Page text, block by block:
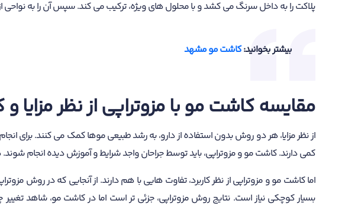
پلاکت را به داخل سرنگ می کشد و با محلول های ویژه، ترکیب می کند. سپس آن را به نواحی
بیشتر بخوانید:کاشت مو مشهد
مقایسه کاشت مو با مزوتراپی از نظر مزایا و
از نظر مزایا، هر دو روش بدون استفاده از دارو، به رشد طبیعی موها کمک می کنند. برای
کمی دارند. کاشت مو و مزوتراپی، باید توسط جراحان واجد شرایط و آموزش دیده انجام
اما کاشت مو و مزوتراپی از نظر کاربرد، تفاوت هایی با هم دارند. از آنجایی که در روش
بسیار کوچکی نیاز است. نتایج روش مزوتراپی، جزئی تر است اما در کاشت مو، شاهد